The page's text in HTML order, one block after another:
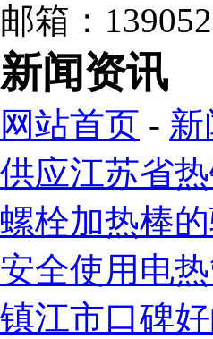
邮箱：
新闻资讯
网站首页 - 新
供应江苏省
螺栓加热棒
安全使用电
镇江市口碑